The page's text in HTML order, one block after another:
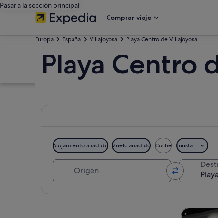
Pasar a la sección principal
Comprar viaje
Europa España Villajoyosa Playa Centro de Villajoyosa
Playa Centro
Alojamiento añadido Vuelo añadido Coche Turista
Visitas